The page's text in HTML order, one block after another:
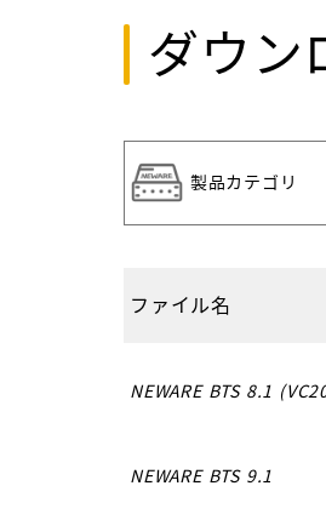
ダウン
ファイル名
NEWARE BTS 8.1
NEWARE BTS 9.1